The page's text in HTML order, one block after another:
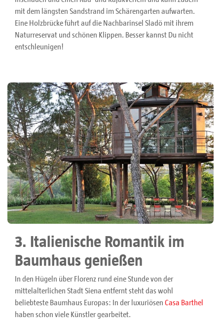
mit dem längsten Sandstrand im Schärengarten aufwarten.
Eine Holzbrücke führt auf die Nachbarinsel Sladö mit ihrem
Naturreservat und schönen Klippen. Besser kannst Du nicht
entschleunigen!
3. Italienische Romantik im
Baumhaus genießen
In den Hügeln über Florenz rund eine Stunde von der
mittelalterlichen Stadt Siena entfernt steht das wohl
beliebteste Baumhaus Europas: In der luxuriösen Casa Barthel
haben schon viele Künstler gearbeitet.